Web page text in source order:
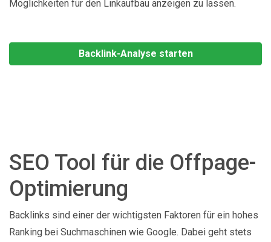
Möglichkeiten für den Linkaufbau anzeigen zu lassen.
Backlink-Analyse starten
SEO Tool für die Offpage-
Optimierung
Backlinks sind einer der wichtigsten Faktoren für ein hohes
Ranking bei Suchmaschinen wie Google. Dabei geht stets